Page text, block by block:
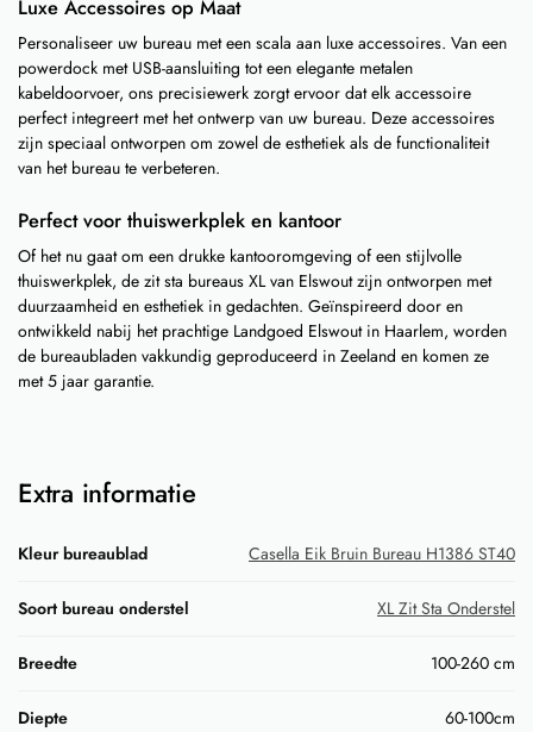
Luxe Accessoires op Maat
Personaliseer uw bureau met een scala aan luxe accessoires. Van een
powerdock met USB-aansluiting tot een elegante metalen
kabeldoorvoer, ons precisiewerk zorgt ervoor dat elk accessoire
perfect integreert met het ontwerp van uw bureau. Deze accessoires
zijn speciaal ontworpen om zowel de esthetiek als de functionaliteit
van het bureau te verbeteren.
Perfect voor thuiswerkplek en kantoor
Of het nu gaat om een drukke kantooromgeving of een stijlvolle
thuiswerkplek, de zit sta bureaus XL van Elswout zijn ontworpen met
duurzaamheid en esthetiek in gedachten. Geïnspireerd door en
ontwikkeld nabij het prachtige Landgoed Elswout in Haarlem, worden
de bureaubladen vakkundig geproduceerd in Zeeland en komen ze
met 5 jaar garantie.
Extra informatie
Kleur bureaublad Casella Eik Bruin Bureau H1386 ST40
Soort bureau onderstel XL Zit Sta Onderstel
Breedte 100-260 cm
Diepte 60-100cm